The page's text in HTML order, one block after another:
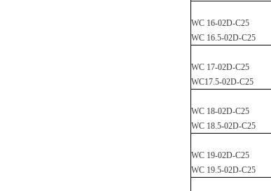
WC 16-02D-C25
WC 16.5-02D-C25
WC 17-02D-C25
WC17.5-02D-C25
WC 18-02D-C25
WC 18.5-02D-C25
WC 19-02D-C25
WC 19.5-02D-C25